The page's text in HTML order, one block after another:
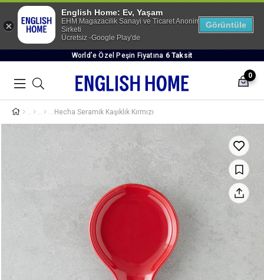
World’e Özel Peşin Fiyatına 6 Taksit
0
Hecha Seramik Kaşıklık Kırmızı
English Home: Ev, Yaşam
EHM Magazacilik Sanayi ve Ticaret Anonim
Sirketi
Ücretsiz -Google Play'de
Görüntüle